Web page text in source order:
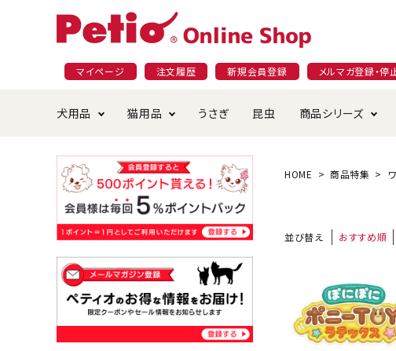
マイページ 注文履歴 新規会員登録 メルマガ登録・停
犬用品
ドッグフード おやつ
ペットシーツ
おもちゃ
首輪・ハーネス・リード しつけ用品
猫用品
ごはん・おやつ お手入れ・
ベッド・ハウス・マット
食器・給水器
替え・交換パーツ
うさぎ 昆虫 商品シリーズ
プラクト 素材そのま
夜のお散歩特集 無添加特集
国産フード&おやつ特集
じゃらして遊ぶ
ショッピングガイド 会員特典に
返品・交換について
HOME 商品特集
並び替え おすすめ順